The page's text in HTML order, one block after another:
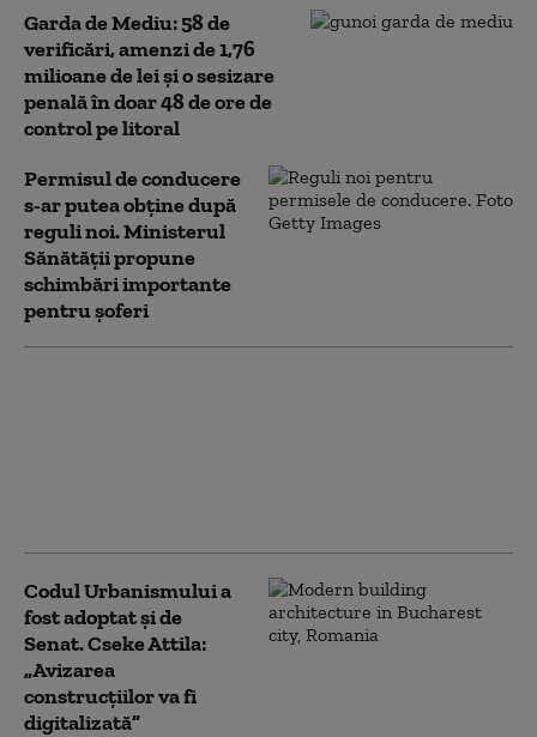
Garda de Mediu: 58 de
verificări, amenzi de 1,76
milioane de lei şi o sesizare
penală în doar 48 de ore de
control pe litoral
Permisul de conducere
s-ar putea obține după
reguli noi. Ministerul
Sănătății propune
schimbări importante
pentru șoferi
Codul Urbanismului a
fost adoptat și de
Senat. Cseke Attila:
„Avizarea
construcțiilor va fi
digitalizată”